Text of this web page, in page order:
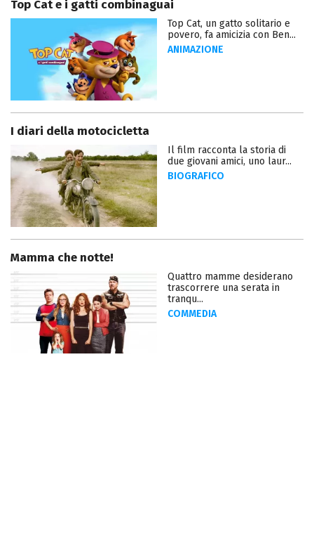
Top Cat e i gatti combinaguai
Top Cat, un gatto solitario e
povero, fa amicizia con Ben...
ANIMAZIONE
I diari della motocicletta
Il film racconta la storia di
due giovani amici, uno laur...
BIOGRAFICO
Mamma che notte!
Quattro mamme desiderano
trascorrere una serata in
tranqu...
COMMEDIA